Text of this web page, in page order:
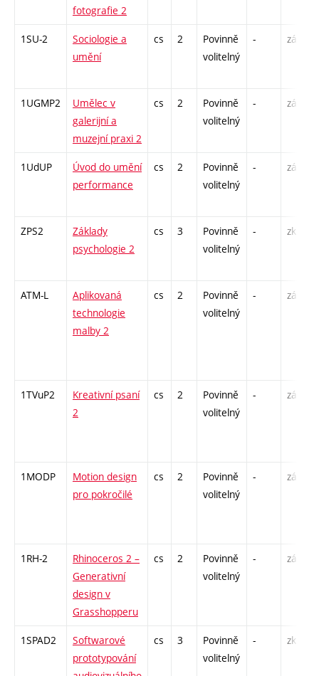
fotografie 2
1SU-2
Sociologie a
umění
cs 2
Povinně
volitelný
- zá
1UGMP2
Umělec v
galerijní a
muzejní praxi 2
cs 2
Povinně
volitelný
- zá
1UdUP
Úvod do umění
performance
cs 2
Povinně
volitelný
- zá
ZPS2
Základy
psychologie 2
cs 3
Povinně
volitelný
- zk
ATM-L
Aplikovaná
technologie
malby 2
cs 2
Povinně
volitelný
- zá
1TVuP2
Kreativní psaní
2
cs 2
Povinně
volitelný
- zá
1MODP
Motion design
pro pokročilé
cs 2
Povinně
volitelný
- zá
1RH-2
Rhinoceros 2 –
Generativní
design v
Grasshopperu
cs 2
Povinně
volitelný
- zá
1SPAD2
Softwarové
prototypování
cs 3
Povinně
volitelný
- zk